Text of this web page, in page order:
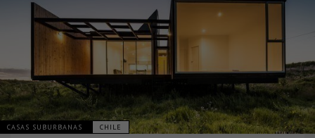
CASAS SUBURBANAS CHILE